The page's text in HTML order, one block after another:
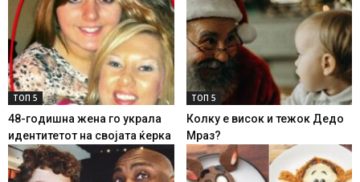
ТОП 5
48-годишна жена го украла
идентитетот на својата ќерка
ТОП 5
Колку е висок и тежок Дедо
Мраз?